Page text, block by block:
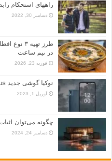
راههای استحکام
دسامبر 30, 2022
طرز تهیه
در نیم ساعت
فوریه 23, 2026
نوکیا گوشی جدید C12 Plus را معرفی کرد
آوریل 1, 2023
چگونه می‌توان
دسامبر 24, 2024